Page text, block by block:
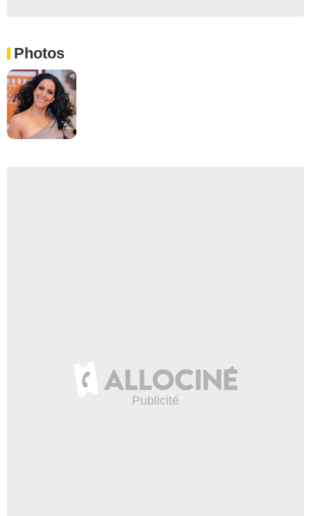
Photos